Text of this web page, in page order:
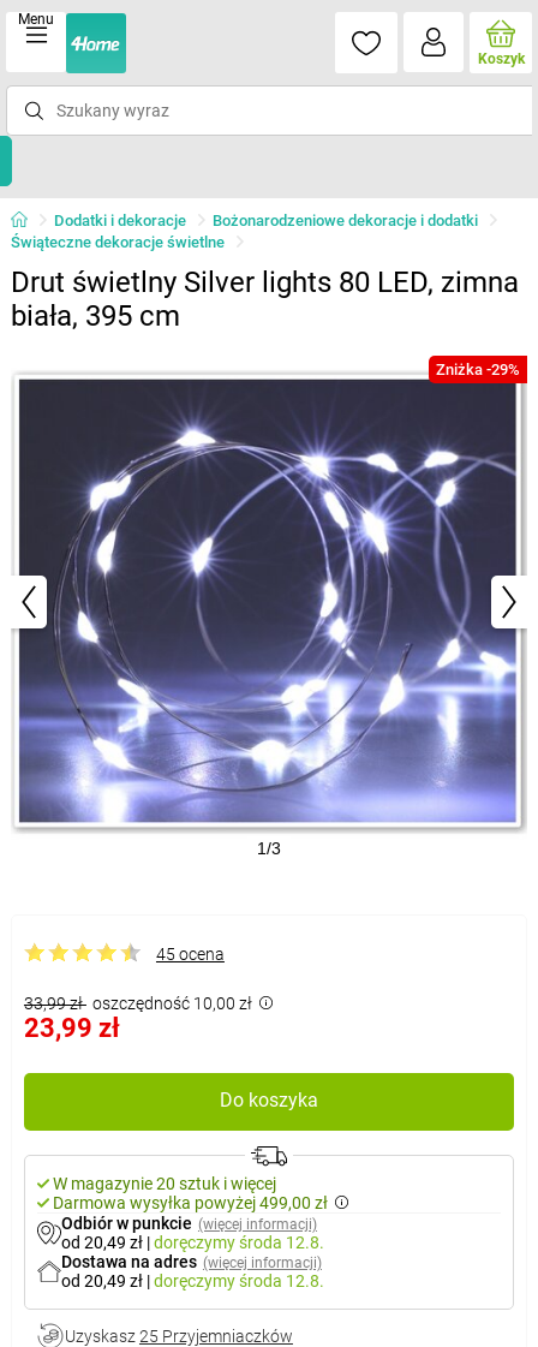
Menu
Koszyk
Dodatki i dekoracje
Bożonarodzeniowe dekoracje i dodatki
Świąteczne dekoracje świetlne
Drut świetlny Silver lights 80 LED, zimna
biała, 395 cm
Zniżka -29%
1/3
45 ocena
33,99 zł oszczędność 10,00 zł
23,99 zł
Do koszyka
W magazynie 20 sztuk i więcej
Darmowa wysyłka powyżej 499,00 zł
Odbiór w punkcie (więcej informacji)
od 20,49 zł |doręczymyśroda 12.8.
Dostawa na adres (więcej informacji)
od 20,49 zł |doręczymyśroda 12.8.
Uzyskasz 25 Przyjemniaczków